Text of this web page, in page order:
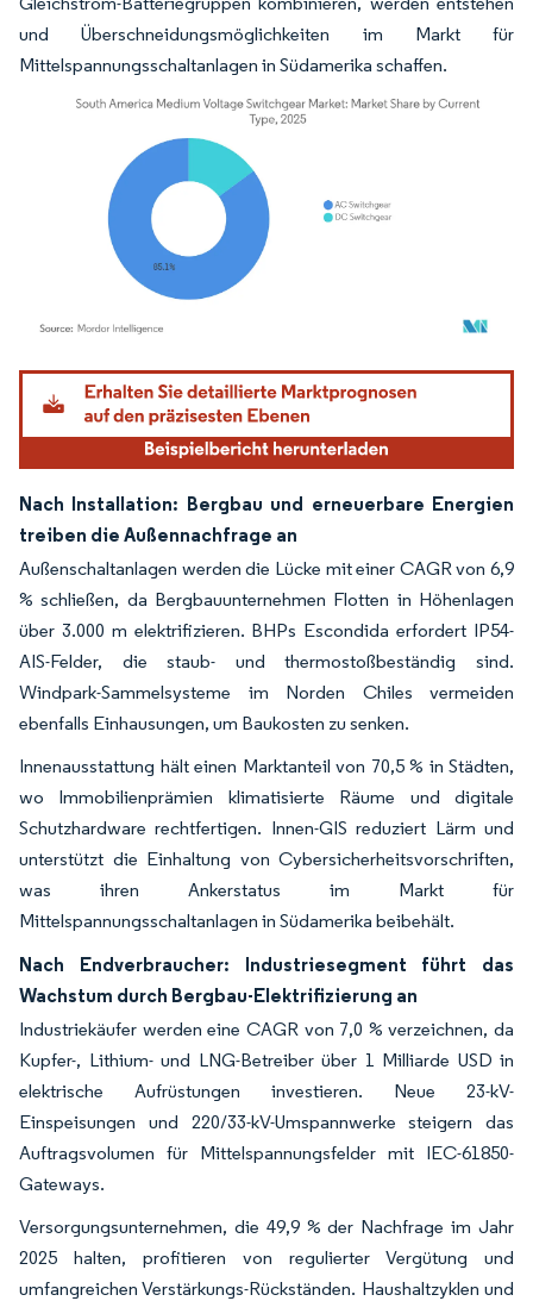
und Überschneidungsmöglichkeiten im Markt für
Mittelspannungsschaltanlagen in Südamerika schaffen.
Bild © Mordor Intelligence. Wiederverwendung erfordert Namensnennung gemäß
Nach Installation: Bergbau und erneuerbare Energien
treiben die Außennachfrage an
Außenschaltanlagen werden die Lücke mit einer CAGR von 6,9
% schließen, da Bergbauunternehmen Flotten in Höhenlagen
über 3.000 m elektrifizieren. BHPs Escondida erfordert IP54-
AIS-Felder, die staub- und thermostoßbeständig sind.
Windpark-Sammelsysteme im Norden Chiles vermeiden
ebenfalls Einhausungen, um Baukosten zu senken.
Innenausstattung hält einen Marktanteil von 70,5 % in Städten,
wo Immobilienprämien klimatisierte Räume und digitale
Schutzhardware rechtfertigen. Innen-GIS reduziert Lärm und
unterstützt die Einhaltung von Cybersicherheitsvorschriften,
was ihren Ankerstatus im Markt für
Mittelspannungsschaltanlagen in Südamerika beibehält.
Nach Endverbraucher: Industriesegment führt das
Wachstum durch Bergbau-Elektrifizierung an
Industriekäufer werden eine CAGR von 7,0 % verzeichnen, da
Kupfer-, Lithium- und LNG-Betreiber über 1 Milliarde USD in
elektrische Aufrüstungen investieren. Neue 23-kV-
Einspeisungen und 220/33-kV-Umspannwerke steigern das
Auftragsvolumen für Mittelspannungsfelder mit IEC-61850-
Gateways.
Versorgungsunternehmen, die 49,9 % der Nachfrage im Jahr
2025 halten, profitieren von regulierter Vergütung und
umfangreichen Verstärkungs-Rückständen. Haushaltzyklen und